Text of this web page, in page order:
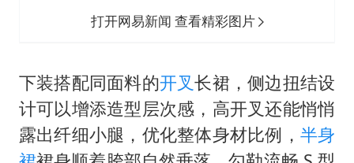
打开网易新闻 查看精彩图片
下装搭配同面料的开叉长裙，侧边扭结设
计可以增添造型层次感，高开叉还能悄悄
露出纤细小腿，优化整体身材比例， 半身